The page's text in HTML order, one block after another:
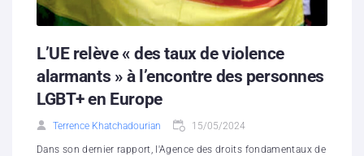
L’UE relève « des taux de violence
alarmants » à l’encontre des personnes
LGBT+ en Europe
Terrence Khatchadourian 15/05/2024
Dans son dernier rapport, l'Agence des droits fondamentaux de